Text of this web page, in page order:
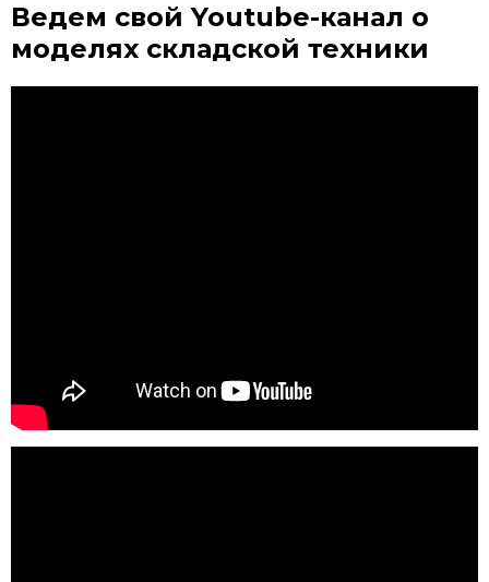
Ведем свой Youtube-канал о
моделях складской техники